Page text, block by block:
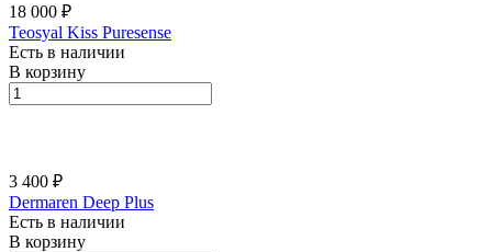
18 000 ₽
Teosyal Kiss Puresense
Есть в наличии
В корзину
3 400 ₽
Dermaren Deep Plus
Есть в наличии
В корзину